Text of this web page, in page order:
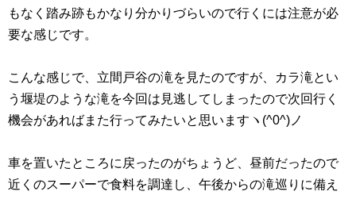
もなく踏み跡もかなり分かりづらいので行くには注意が必
要な感じです。
こんな感じで、立間戸谷の滝を見たのですが、カラ滝とい
う堰堤のような滝を今回は見逃してしまったので次回行く
機会があればまた行ってみたいと思いますヽ(^0^)ノ
車を置いたところに戻ったのがちょうど、昼前だったので
近くのスーパーで食料を調達し、午後からの滝巡りに備え